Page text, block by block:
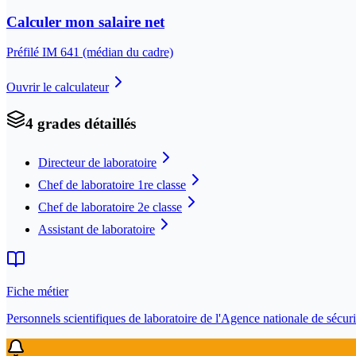
Calculer mon salaire net
Préfilé IM 641 (médian du cadre)
Ouvrir le calculateur
4 grades détaillés
Directeur de laboratoire
Chef de laboratoire 1re classe
Chef de laboratoire 2e classe
Assistant de laboratoire
Fiche métier
Personnels scientifiques de laboratoire de l'Agence nationale de